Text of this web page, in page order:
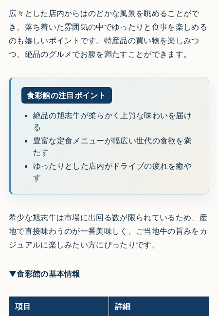
広々とした店内からはのどかな風景を眺めることがで
き、落ち着いた雰囲気の中でゆったりと食事を楽しめる
のも嬉しいポイントです。特産品の買い物を楽しみつ
つ、絶品のグルメでお腹を満たすことができます。
食彩館の注目ポイント
絶品の旭志牛が柔らかく上質な味わいを届け
る
豊富な定食メニューが幅広い世代の食欲を満
たす
ゆったりとした店内がドライブの疲れを癒や
す
希少な旭志牛は市場に出回る数が限られているため、産
地で直接味わうのが一番美味しく、ご当地牛の旨みをカ
ジュアルに楽しみたい方にぴったりです。
▼食彩館の基本情報
項目 詳細